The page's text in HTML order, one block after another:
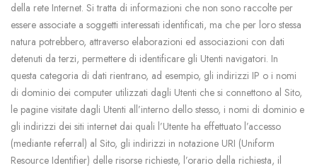
della rete Internet. Si tratta di informazioni che non sono raccolte per
essere associate a soggetti interessati identificati, ma che per loro stessa
natura potrebbero, attraverso elaborazioni ed associazioni con dati
detenuti da terzi, permettere di identificare gli Utenti navigatori. In
questa categoria di dati rientrano, ad esempio, gli indirizzi IP o i nomi
di dominio dei computer utilizzati dagli Utenti che si connettono al Sito,
le pagine visitate dagli Utenti all’interno dello stesso, i nomi di dominio e
gli indirizzi dei siti internet dai quali l’Utente ha effettuato l’accesso
(mediante referral) al Sito, gli indirizzi in notazione URI (Uniform
Resource Identifier) delle risorse richieste, l’orario della richiesta, il